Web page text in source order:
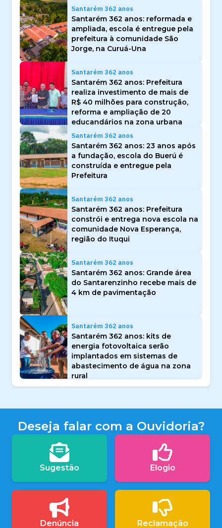
Santarém 362 anos
Santarém 362 anos: reformada e
ampliada, escola é entregue pela
prefeitura à comunidade São
Jorge, na Curuá-Una
Santarém 362 anos
Santarém 362 anos: Prefeitura
realiza investimento de mais de
R$ 40 milhões para construção,
reforma e ampliação de 20
educandários na zona urbana
Santarém 362 anos
Santarém 362 anos: 23 anos após
a fundação, escola do Buerú é
construída e entregue pela
Prefeitura
Santarém 362 anos
Santarém 362 anos: Prefeitura
constrói e entrega nova escola na
comunidade Nova Esperança,
região do Ituqui
Santarém 362 anos
Santarém 362 anos: Grande área
do Santarenzinho recebe mais de
4 km de pavimentação
Santarém 362 anos
Santarém 362 anos: kits de
energia fotovoltaica serão
implantados em sistemas de
abastecimento de água na zona
rural
Deseja falar com a Ouvidoria?
Sugestão Elogio
Denúncia Reclamação